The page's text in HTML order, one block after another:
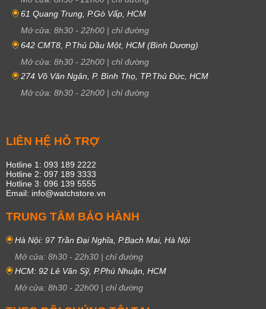
61 Quang Trung, P.Gò Vấp, HCM
Mở cửa: 8h30 - 22h00 | chỉ đường
642 CMT8, P.Thủ Dầu Một, HCM (Bình Dương)
Mở cửa: 8h30 - 22h00 | chỉ đường
274 Võ Văn Ngân, P. Bình Thọ, TP.Thủ Đức, HCM
Mở cửa: 8h30 - 22h00 | chỉ đường
LIÊN HỆ HỖ TRỢ
Hotline 1: 093 189 2222
Hotline 2: 097 189 3333
Hotline 3: 096 139 5555
Email: info@watchstore.vn
TRUNG TÂM BẢO HÀNH
Hà Nội: 97 Trần Đại Nghĩa, P.Bạch Mai, Hà Nội
Mở cửa: 8h30 - 22h30 | chỉ đường
HCM: 92 Lê Văn Sỹ, P.Phú Nhuận, HCM
Mở cửa: 8h30 - 22h00 | chỉ đường